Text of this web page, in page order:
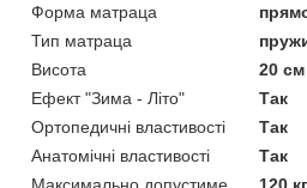
Форма матраца
Тип матраца
Висота
20 см
Ефект "Зима - Літо"
Так
Ортопедичні властивості
Так
Анатомічні властивості
Так
Максимально допустиме
120 кг